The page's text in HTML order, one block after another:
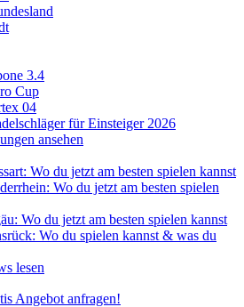
3.4
Cup
04
für Einsteiger 2026
ansehen
Wo du jetzt am besten spielen kannst
Wo du jetzt am besten spielen
Wo du jetzt am besten spielen kannst
Wo du spielen kannst & was du
lesen
Angebot anfragen!